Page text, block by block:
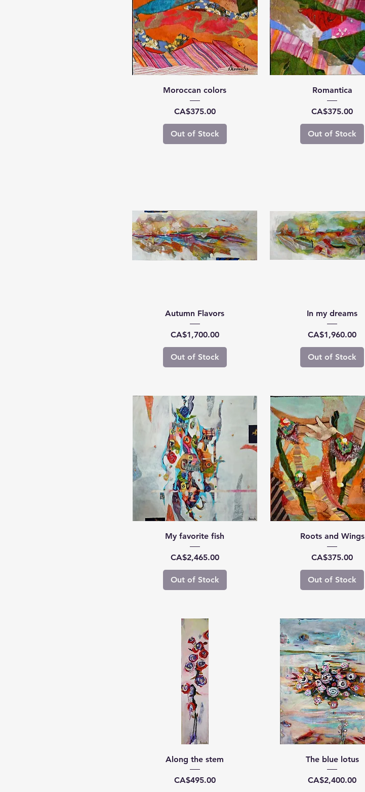
Moroccan colors
Price
CA$375.00
Out of Stock
Romantica
Price
CA$375.00
Out of Stock
Autumn Flavors
Price
CA$1,700.00
Out of Stock
In my dreams
Price
CA$1,960.00
Out of Stock
My favorite fish
Price
CA$2,465.00
Out of Stock
Roots and Wings
Price
CA$375.00
Out of Stock
Along the stem
Price
CA$495.00
The blue lotus
Price
CA$2,400.00